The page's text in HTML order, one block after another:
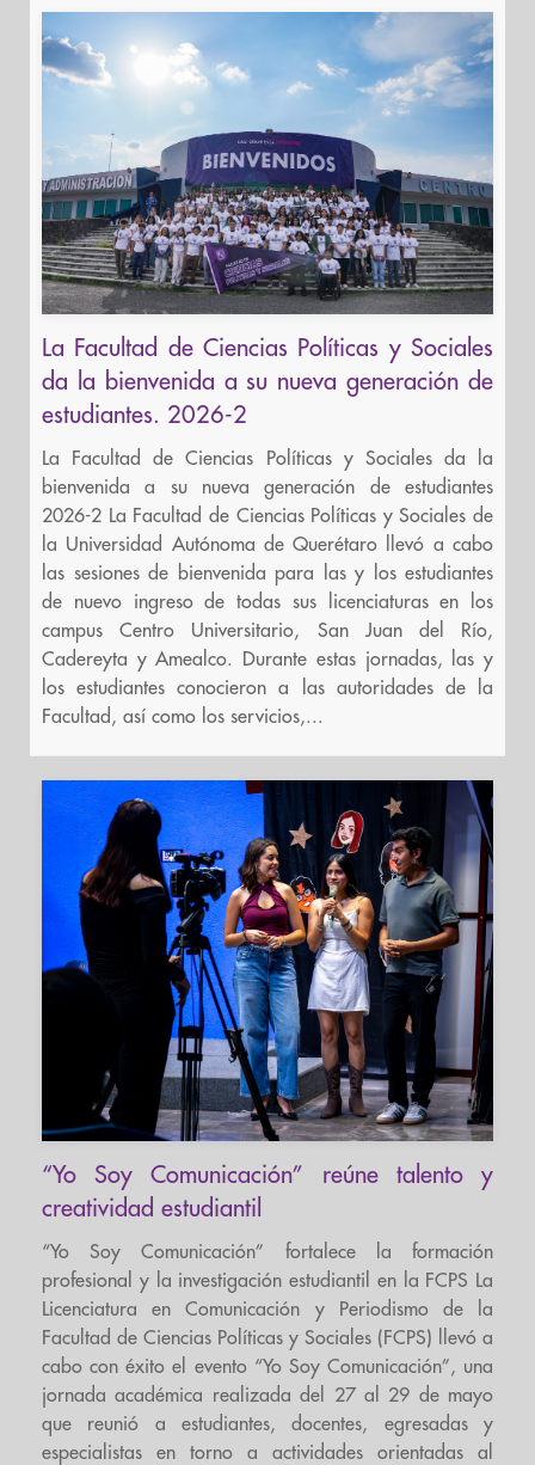
La Facultad de Ciencias Políticas y Sociales
da la bienvenida a su nueva generación de
estudiantes. 2026-2
La Facultad de Ciencias Políticas y Sociales da la
bienvenida a su nueva generación de estudiantes
2026-2 La Facultad de Ciencias Políticas y Sociales de
la Universidad Autónoma de Querétaro llevó a cabo
las sesiones de bienvenida para las y los estudiantes
de nuevo ingreso de todas sus licenciaturas en los
campus Centro Universitario, San Juan del Río,
Cadereyta y Amealco. Durante estas jornadas, las y
los estudiantes conocieron a las autoridades de la
Facultad, así como los servicios,...
“Yo Soy Comunicación” reúne talento y
creatividad estudiantil
“Yo Soy Comunicación” fortalece la formación
profesional y la investigación estudiantil en la FCPS La
Licenciatura en Comunicación y Periodismo de la
Facultad de Ciencias Políticas y Sociales (FCPS) llevó a
cabo con éxito el evento “Yo Soy Comunicación”, una
jornada académica realizada del 27 al 29 de mayo
que reunió a estudiantes, docentes, egresadas y
especialistas en torno a actividades orientadas al